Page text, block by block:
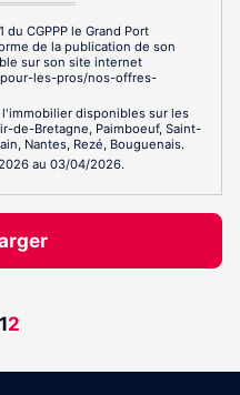
CGPPP le Grand Port
de la publication de son
sur son site internet
les-pros/nos-offres-
disponibles sur les
de-Bretagne, Paimboeuf, Saint-
Nantes, Rezé, Bouguenais.
au 03/04/2026.
12